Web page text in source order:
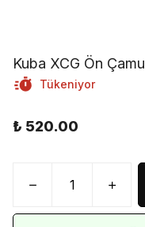
Kuba XCG Ön
Tükeniyor
₺ 520.00